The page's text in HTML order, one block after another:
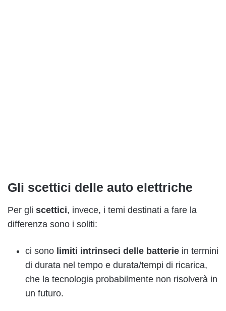
Gli scettici delle auto elettriche
Per gli scettici, invece, i temi destinati a fare la
differenza sono i soliti:
ci sono limiti intrinseci delle batterie in termini
di durata nel tempo e durata/tempi di ricarica,
che la tecnologia probabilmente non risolverà in
un futuro.